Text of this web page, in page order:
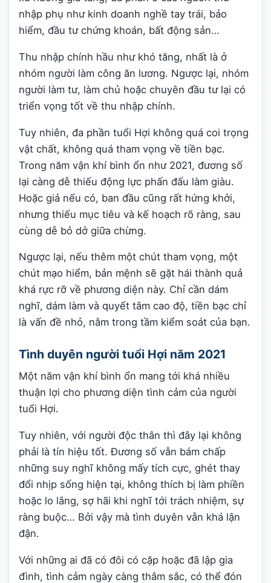
nhập phụ như kinh doanh nghề tay trái, bảo
hiểm, đầu tư chứng khoán, bất động sản…
Thu nhập chính hầu như khó tăng, nhất là ở
nhóm người làm công ăn lương. Ngược lại, nhóm
người làm tư, làm chủ hoặc chuyên đầu tư lại có
triển vọng tốt về thu nhập chính.
Tuy nhiên, đa phần tuổi Hợi không quá coi trọng
vật chất, không quá tham vọng về tiền bạc.
Trong năm vận khí bình ổn như 2021, đương số
lại càng dễ thiếu động lực phấn đấu làm giàu.
Hoặc giả nếu có, ban đầu cũng rất hứng khởi,
nhưng thiếu mục tiêu và kế hoạch rõ ràng, sau
cùng dễ bỏ dở giữa chừng.
Ngược lại, nếu thêm một chút tham vọng, một
chút mạo hiểm, bản mệnh sẽ gặt hái thành quả
khá rực rỡ về phương diện này. Chỉ cần dám
nghĩ, dám làm và quyết tâm cao độ, tiền bạc chỉ
là vấn đề nhỏ, nằm trong tầm kiểm soát của bạn.
Tình duyên người tuổi Hợi năm 2021
Một năm vận khí bình ổn mang tới khá nhiều
thuận lợi cho phương diện tình cảm của người
tuổi Hợi.
Tuy nhiên, với người độc thân thì đây lại không
phải là tín hiệu tốt. Đương số vẫn bám chấp
những suy nghĩ không mấy tích cực, ghét thay
đổi nhịp sống hiện tại, không thích bị làm phiền
hoặc lo lắng, sợ hãi khi nghĩ tới trách nhiệm, sự
ràng buộc… Bởi vậy mà tình duyên vẫn khá lận
đận.
Với những ai đã có đôi có cặp hoặc đã lập gia
đình, tình cảm ngày càng thắm sắc, có thể đón